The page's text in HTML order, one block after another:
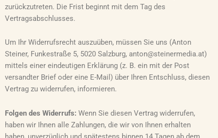
zurückzutreten. Die Frist beginnt mit dem Tag des
Vertragsabschlusses.
Um Ihr Widerrufsrecht auszuüben, müssen Sie uns (Anton
Steiner, Funkestraße 5, 5020 Salzburg, anton@steinermedia.at)
mittels einer eindeutigen Erklärung (z. B. ein mit der Post
versandter Brief oder eine E-Mail) über Ihren Entschluss, diesen
Vertrag zu widerrufen, informieren.
Folgen des Widerrufs: Wenn Sie diesen Vertrag widerrufen,
haben wir Ihnen alle Zahlungen, die wir von Ihnen erhalten